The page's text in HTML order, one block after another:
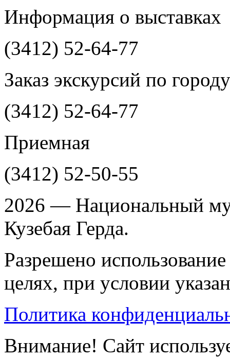
Информация о выставках
(3412) 52-64-77
Заказ экскурсий по городу
(3412) 52-64-77
Приемная
(3412) 52-50-55
2026 — Национальный
Кузебая Герда.
Разрешено
целях, при условии
Политика
Внимание! Сайт